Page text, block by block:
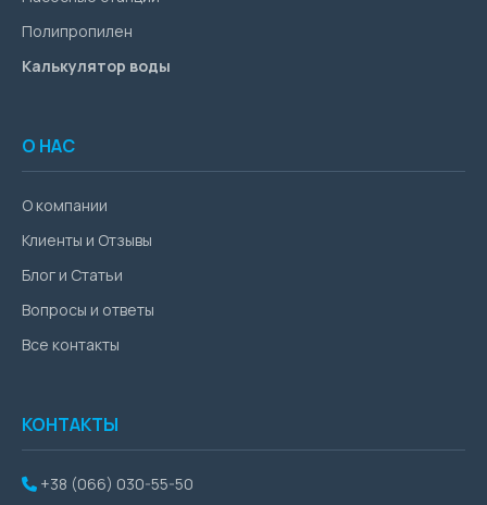
Полипропилен
Калькулятор воды
О НАС
О компании
Клиенты и Отзывы
Блог и Статьи
Вопросы и ответы
Все контакты
КОНТАКТЫ
+38 (066) 030-55-50